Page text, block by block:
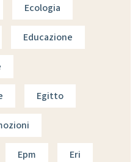
Ecologia
Educazione
Egitto
Epm Eri